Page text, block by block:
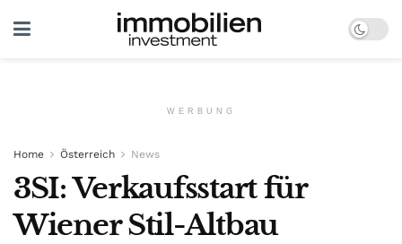
WERBUNG
Home Österreich News
3SI: Verkaufsstart für
Wiener Stil-Altbau